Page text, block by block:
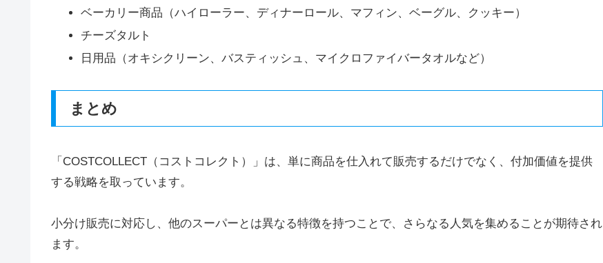
ベーカリー商品（ハイローラー、ディナーロール、マフィン、ベーグル、クッキー）
チーズタルト
日用品（オキシクリーン、バスティッシュ、マイクロファイバータオルなど）
まとめ
「COSTCOLLECT（コストコレクト）」は、単に商品を仕入れて販売するだけでなく、付加価値を提供
する戦略を取っています。
小分け販売に対応し、他のスーパーとは異なる特徴を持つことで、さらなる人気を集めることが期待され
ます。